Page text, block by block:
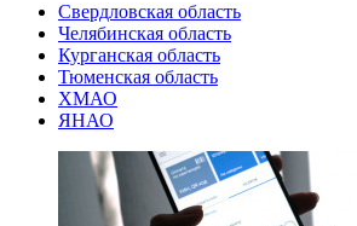
Свердловская область
Челябинская область
Курганская область
Тюменская область
ХМАО
ЯНАО